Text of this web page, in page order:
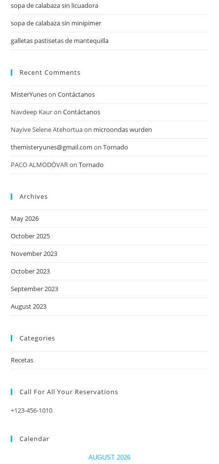
sopa de calabaza sin licuadora
sopa de calabaza sin minipimer
galletas pastisetas de mantequilla
Recent Comments
MisterYunesonContáctanos
Navdeep KauronContáctanos
Nayive Selene Atehortuaon microondas wurden
themisteryunes@gmail.com onTornado
PACO ALMODÓVARonTornado
Archives
May 2026
October 2025
November 2023
October 2023
September 2023
August 2023
Categories
Recetas
Call For All Your​ Reservations
+123-456-1010
Calendar
AUGUST 2026